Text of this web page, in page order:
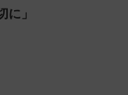
に」